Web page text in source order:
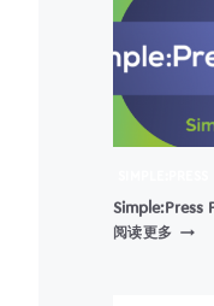
控
Simple:Press
阅读更多